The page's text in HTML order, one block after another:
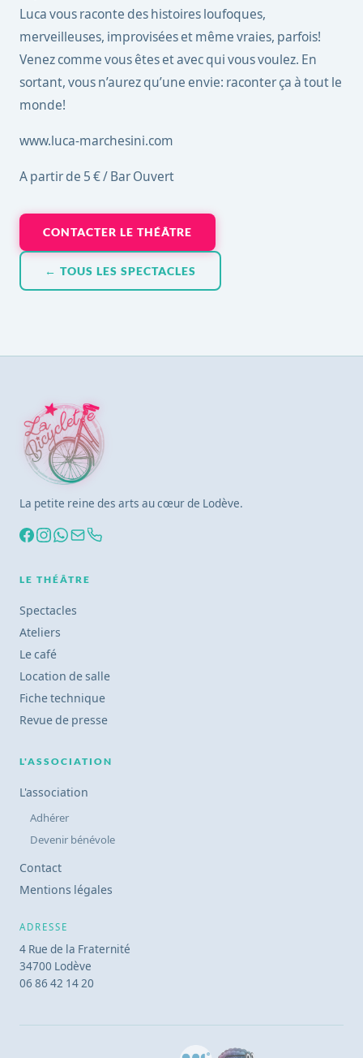
Luca vous raconte des histoires loufoques,
merveilleuses, improvisées et même vraies, parfois!
Venez comme vous êtes et avec qui vous voulez. En
sortant, vous n’aurez qu’une envie: raconter ça à tout le
monde!
www.luca-marchesini.com
A partir de 5 € / Bar Ouvert
CONTACTER LE THÉÂTRE
← TOUS LES SPECTACLES
La petite reine des arts au cœur de Lodève.
LE THÉÂTRE
Spectacles
Ateliers
Le café
Location de salle
Fiche technique
Revue de presse
L'ASSOCIATION
L'association
Adhérer
Devenir bénévole
Contact
Mentions légales
ADRESSE
4 Rue de la Fraternité
34700 Lodève
06 86 42 14 20